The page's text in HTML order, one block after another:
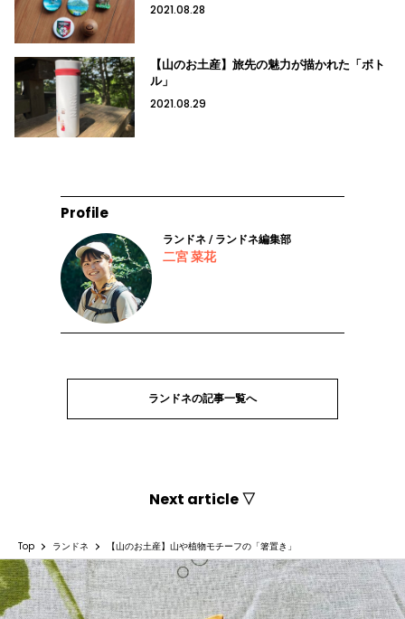
2021.08.28
【山のお土産】旅先の魅力が描かれた「ボト
ル」
2021.08.29
Profile
ランドネ / ランドネ編集部
二宮 菜花
ランドネの記事一覧へ
Next article ▽
Top ランドネ 【山のお土産】山や植物モチーフの「箸置き」